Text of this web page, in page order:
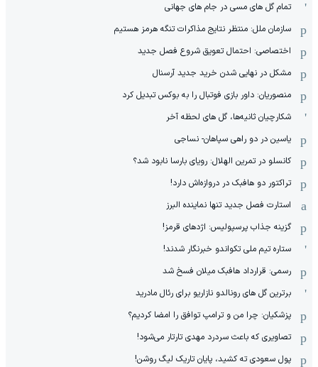
تمام گل های مسی در جام های جهانی
سازمان ملل: منتظر نتایج مذاکرات تنگه هرمز هستیم
اختصاصی: احتمال تعویق شروع فصل جدید
مشکل در نهایی شدن خرید جدید آرسنال
منصوریان: داور بازی فوتبال را به بوکس تبدیل کرد
شکارچیان ثانیه‌ها، گل های لحظه آخر
یاسین در دو راهی سپاهان- نساجی
کانسلو در تمرین الهلال: رویای بارسا نابود شد؟
تراکتور دو هافبک در دروازه‌اش دارد!
استارت فصل جدید تنها نماینده البرز
گزینه جذاب پرسپولیس: اژدهای قرمز!
ستاره تیم ملی تکواندو خبرنگار شدند!
رسمی: قرارداد هافبک میلان فسخ شد
برترین گل های رونالدو نازاریو برای رئال مادرید
پزشکیان: چرا من و ترامپ توافق را امضا کردیم؟
تصاویری که باعث سردرد مهدی تارتار می‌شود!
پول سعودی ته کشید، پایان تاریک لیگ روشن!